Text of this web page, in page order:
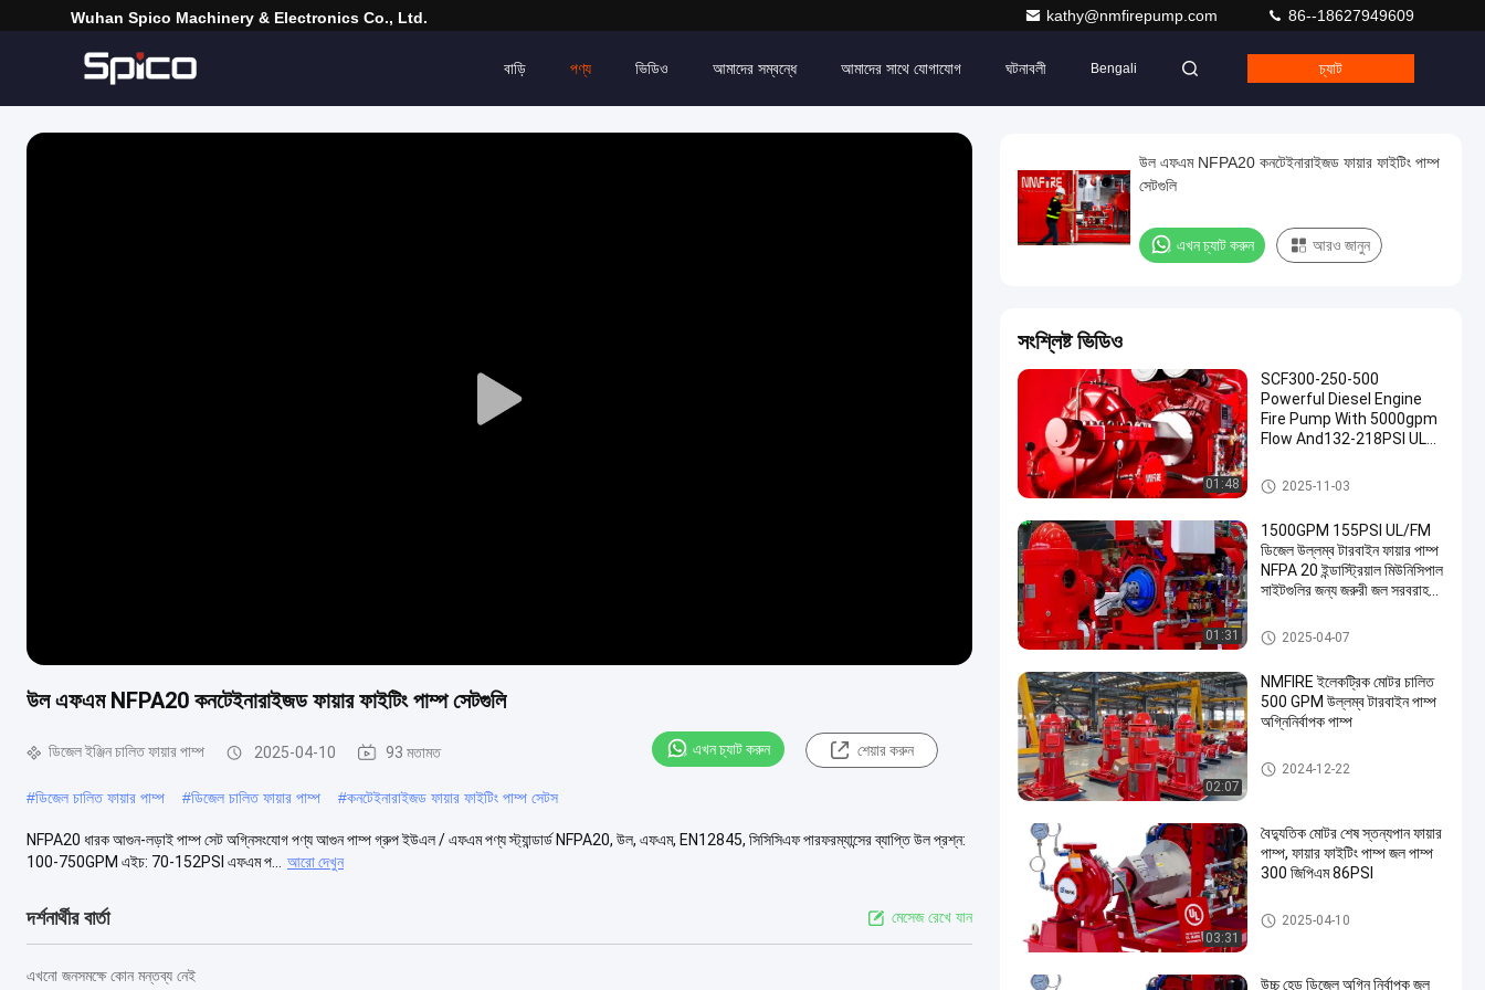
Wuhan Spico Machinery & Electronics Co., Ltd. kathy@nmfirepump.com 86--18627949609
বাড়ি পণ্য ভিডিও আমাদের সম্বন্ধে আমাদের সাথে যোগাযোগ ঘটনাবলী Bengali চ্যাট
Play
উল এফএম NFPA20 কনটেইনারাইজড ফায়ার ফাইটিং পাম্প সেটগুলি
ডিজেল ইঞ্জিন চালিত ফায়ার পাম্প 2025-04-10 93 মতামত এখন চ্যাট করুন শেয়ার করুন
#ডিজেল চালিত ফায়ার পাম্প #ডিজেল চালিত ফায়ার পাম্প #কনটেইনারাইজড ফায়ার ফাইটিং পাম্প সেটস
NFPA20 ধারক আগুন-লড়াই পাম্প সেট অগ্নিসংযোগ পণ্য আগুন পাম্প গ্রুপ ইউএল / এফএম পণ্য স্ট্যান্ডার্ড NFPA20, উল, এফএম, EN12845, সিসিসিএফ পারফরম্যান্সের ব্যাপ্তি উল প্রশ্ন:
100-750GPM এইচ: 70-152PSI এফএম প...
আরো দেখুন
দর্শনার্থীর বার্তা মেসেজ রেখে যান
এখনো জনসমক্ষে কোন মন্তব্য নেই
উল এফএম NFPA20 কনটেইনারাইজড ফায়ার ফাইটিং পাম্প
সেটগুলি
এখন চ্যাট করুন আরও জানুন
সংশ্লিষ্ট ভিডিও
01:48
SCF300-250-500
Powerful Diesel Engine
Fire Pump With 5000gpm
Flow And132-218PSI UL
Case 12x10"
ডিজেল ইঞ্জিন চালিত ফায়ার পাম্প
2025-11-03
01:31
1500GPM 155PSI UL/FM
ডিজেল উল্লম্ব টারবাইন ফায়ার পাম্প
NFPA 20 ইন্ডাস্ট্রিয়াল মিউনিসিপাল
সাইটগুলির জন্য জরুরী জল সরবরাহ
উল্লম্ব টারবাইন ফায়ার পাম্প
2025-04-07
02:07
NMFIRE ইলেকট্রিক মোটর চালিত
500 GPM উল্লম্ব টারবাইন পাম্প
অগ্নিনির্বাপক পাম্প
উল্লম্ব টারবাইন ফায়ার পাম্প
2024-12-22
03:31
বৈদ্যুতিক মোটর শেষ স্তন্যপান ফায়ার
পাম্প, ফায়ার ফাইটিং পাম্প জল পাম্প
300 জিপিএম 86PSI
ডিজেল ইঞ্জিন চালিত ফায়ার পাম্প
2025-04-10
উচ্চ হেড ডিজেল অগ্নি নির্বাপক জল